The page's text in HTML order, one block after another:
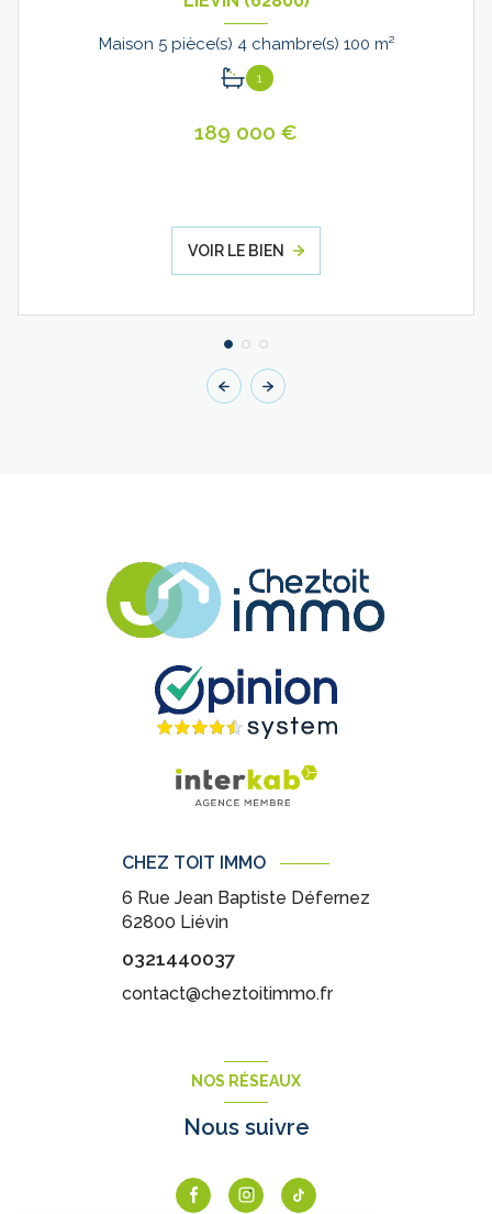
Maison 5 pièce(s) 4 chambre(s) 100 m²
1
189 000 €
VOIR LE BIEN
CHEZ TOIT IMMO
6 Rue Jean Baptiste Défernez
62800 Liévin
0321440037
contact@cheztoitimmo.fr
NOS RÉSEAUX
Nous suivre